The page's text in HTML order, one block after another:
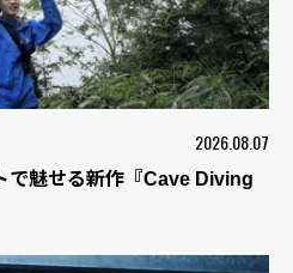
2026.08.07
で魅せる新作『Cave Diving